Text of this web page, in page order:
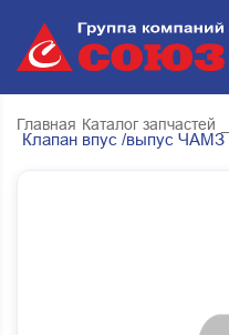
Главная Каталог запчастей
Клапан впус /выпус ЧАМЗ